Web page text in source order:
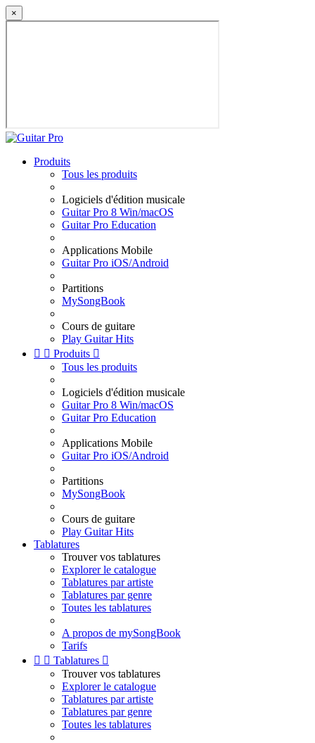
×
Produits
Tous les produits
Logiciels d'édition musicale
Guitar Pro 8 Win/macOS
Guitar Pro Education
Applications Mobile
Guitar Pro iOS/Android
Partitions
MySongBook
Cours de guitare
Play Guitar Hits
  Produits 
Tous les produits
Logiciels d'édition musicale
Guitar Pro 8 Win/macOS
Guitar Pro Education
Applications Mobile
Guitar Pro iOS/Android
Partitions
MySongBook
Cours de guitare
Play Guitar Hits
Tablatures
Trouver vos tablatures
Explorer le catalogue
Tablatures par artiste
Tablatures par genre
Toutes les tablatures
A propos de mySongBook
Tarifs
  Tablatures 
Trouver vos tablatures
Explorer le catalogue
Tablatures par artiste
Tablatures par genre
Toutes les tablatures